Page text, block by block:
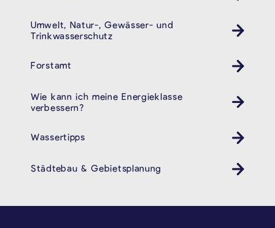
Umwelt, Natur-, Gewässer- und
Trinkwasserschutz
Forstamt
Wie kann ich meine Energieklasse
verbessern?
Wassertipps
Städtebau & Gebietsplanung